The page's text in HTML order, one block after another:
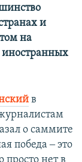
и
на
иностранных
в
о саммите
победа ‒ это